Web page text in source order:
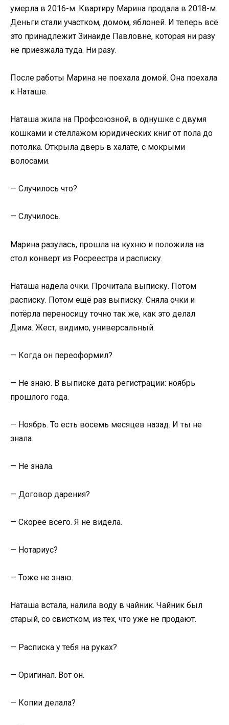
умерла в 2016-м. Квартиру Марина продала в 2018-м.
Деньги стали участком, домом, яблоней. И теперь всё
это принадлежит Зинаиде Павловне, которая ни разу
не приезжала туда. Ни разу.
После работы Марина не поехала домой. Она поехала
к Наташе.
Наташа жила на Профсоюзной, в однушке с двумя
кошками и стеллажом юридических книг от пола до
потолка. Открыла дверь в халате, с мокрыми
волосами.
— Случилось что?
— Случилось.
Марина разулась, прошла на кухню и положила на
стол конверт из Росреестра и расписку.
Наташа надела очки. Прочитала выписку. Потом
расписку. Потом ещё раз выписку. Сняла очки и
потёрла переносицу точно так же, как это делал
Дима. Жест, видимо, универсальный.
— Когда он переоформил?
— Не знаю. В выписке дата регистрации: ноябрь
прошлого года.
— Ноябрь. То есть восемь месяцев назад. И ты не
знала.
— Не знала.
— Договор дарения?
— Скорее всего. Я не видела.
— Нотариус?
— Тоже не знаю.
Наташа встала, налила воду в чайник. Чайник был
старый, со свистком, из тех, что уже не продают.
— Расписка у тебя на руках?
— Оригинал. Вот он.
— Копии делала?